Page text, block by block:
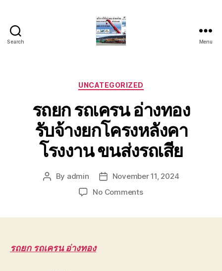
Search
รถ
เครน
รถ
เฮี๊ยบ
รถ
สไลด์
ขนส่ง
เครื่องจักร
0818900005
Menu
Categories
UNCATEGORIZED
รถยก รถเครน อ่างทอง
รับจ้างยกโครงหลังคา
โรงงาน ขนส่งรถเสีย
Post
By admin
Post
date
November 11, 2024
No Commentson
รถยก รถเครน อ่างทอง